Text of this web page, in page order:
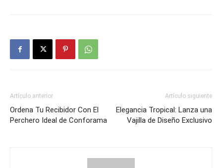
Artículo anterior
Ordena Tu Recibidor Con El
Perchero Ideal de Conforama
Artículo siguiente
Elegancia Tropical: Lanza una
Vajilla de Diseño Exclusivo